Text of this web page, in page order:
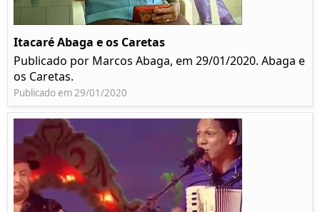
Itacaré Abaga e os Caretas
Publicado por Marcos Abaga, em 29/01/2020. Abaga e
os Caretas.
Publicado em 29/01/2020